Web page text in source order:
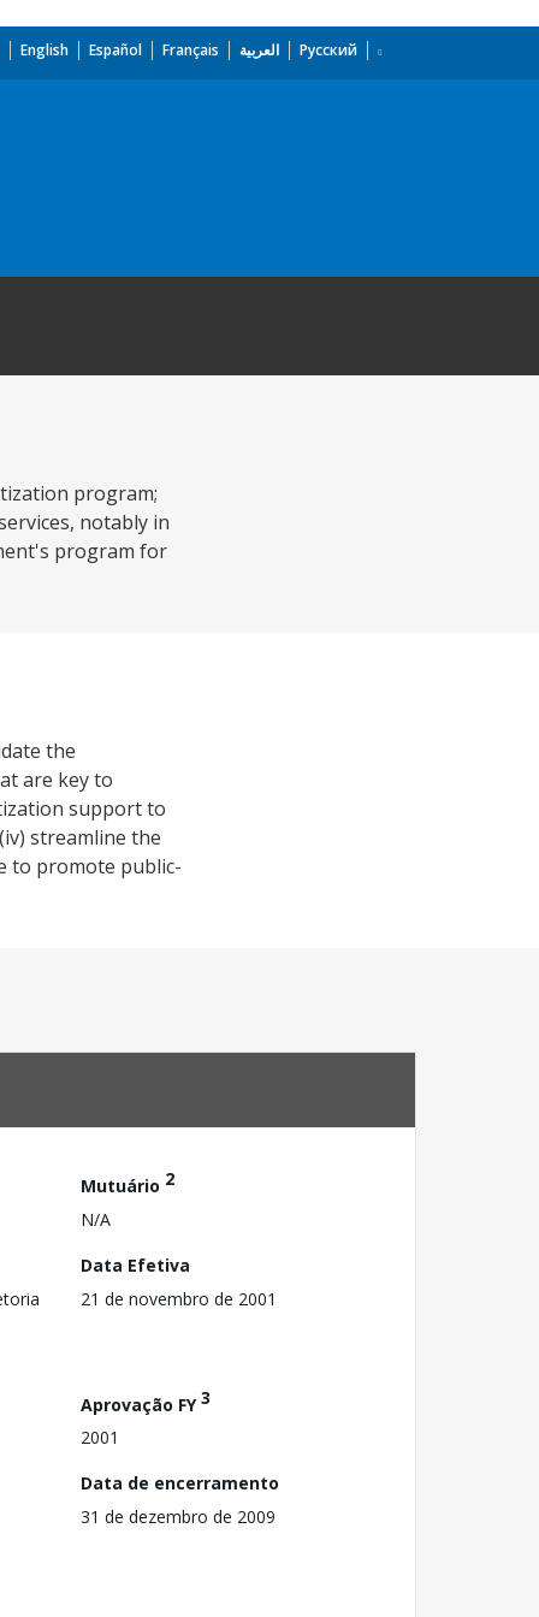
English Español Français العربية Русский
program;
notably in
program for
the
are key to
support to
streamline the
to promote public-
Mutuário 2
N/A
Data Efetiva
21 de novembro de 2001
Aprovação FY3
2001
Data de encerramento
31 de dezembro de 2009